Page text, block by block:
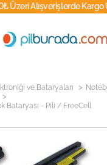
Üzeri Alışverişlerde Kargo
ve Bataryaları >
>
Bataryası - Pili / FreeCell